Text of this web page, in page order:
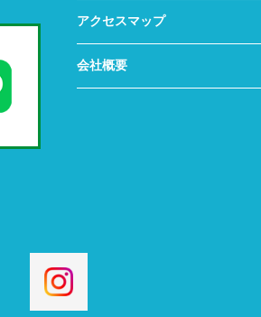
アクセスマップ
会社概要